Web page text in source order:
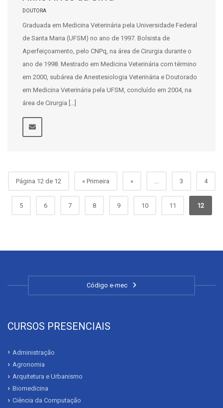
DOUTORA
Graduada em Medicina Veterinária pela Universidade Federal
de Santa Maria (UFSM) no ano de 1997. Bolsista de
Aperfeiçoamento, pelo CNPq, na área de Cirurgia durante o
ano de 1998. Mestrado em Medicina Veterinária com término
em 2000, subárea de Anestesiologia Veterinária e Doutorado
em Medicina Veterinária pela UFSM, concluído em 2004, na
área de Cirurgia […]
Página 12 de 12 « Primeira « 3 4
5 6 7 8 9 10 11 12
Código e-mec
CURSOS PRESENCIAIS
Administração
Agronomia
Arquitetura e Urbanismo
Biomedicina
Ciência da Computação